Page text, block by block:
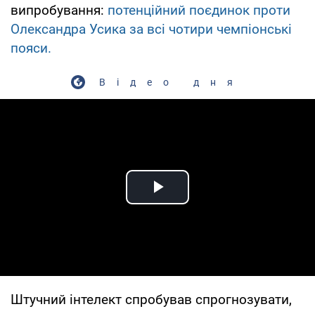
випробування: потенційний поєдинок проти
Олександра Усика за всі чотири чемпіонські
пояси.
Відео дня
Play Video
Штучний інтелект спробував спрогнозувати,